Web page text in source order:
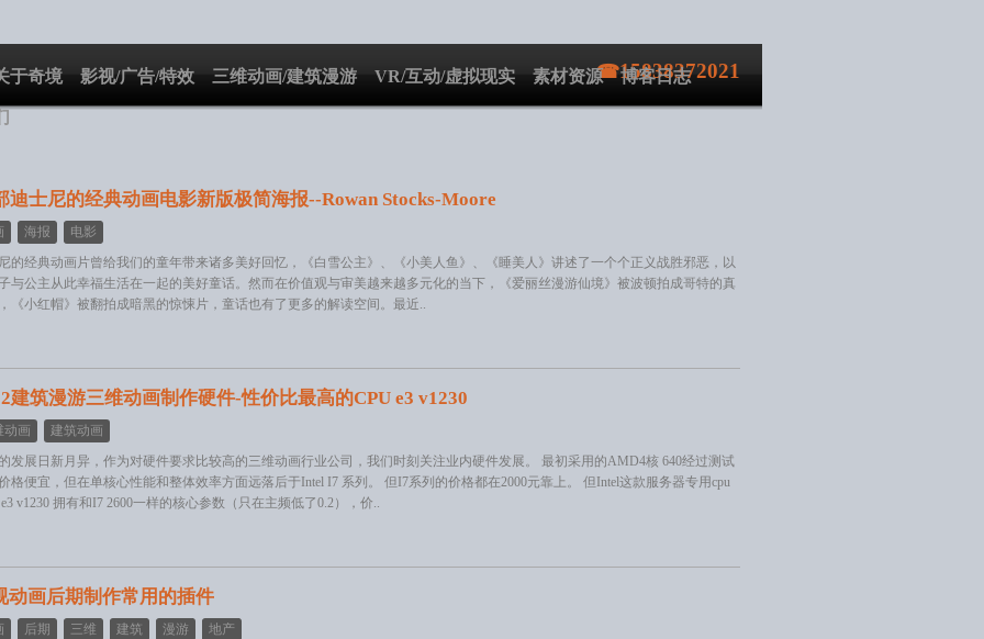
15838372021
于奇境 影视/广告/特效 三维动画/建筑漫游 VR/互动/虚拟现实 素材资源 博客日志
迪士尼的经典动画电影新版极简海报--Rowan Stocks-Moore
海报
电影
的经典动画片曾给我们的童年带来诸多美好回忆，《白雪公主》、《小美人鱼》、《睡美人》讲述了一个个正义战胜邪恶，以
与公主从此幸福生活在一起的美好童话。然而在价值观与审美越来越多元化的当下，《爱丽丝漫游仙境》被波顿拍成哥特的真
《小红帽》被翻拍成暗黑的惊悚片，童话也有了更多的解读空间。最近..
建筑漫游三维动画制作硬件-性价比最高的CPU e3 v1230
动画
建筑动画
发展日新月异，作为对硬件要求比较高的三维动画行业公司，我们时刻关注业内硬件发展。 最初采用的AMD4核 640经过测试
格便宜，但在单核心性能和整体效率方面远落后于Intel I7 系列。 但I7系列的价格都在2000元靠上。 但Intel这款服务器专用cpu
v1230 拥有和I7 2600一样的核心参数（只在主频低了0.2），价..
动画后期制作常用的插件
后期 三维 建筑 漫游
地产